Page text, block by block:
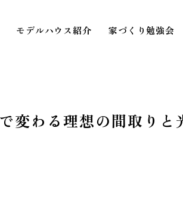
モデルハウス紹介 家づくり勉強会
変わる理想の間取りと